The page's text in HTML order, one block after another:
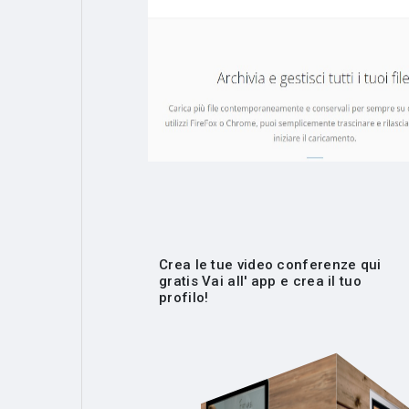
Crea le tue video conferenze qui
gratis Vai all' app e crea il tuo
profilo!